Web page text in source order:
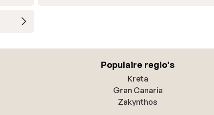
Populaire regio's
Kreta
Gran Canaria
Zakynthos